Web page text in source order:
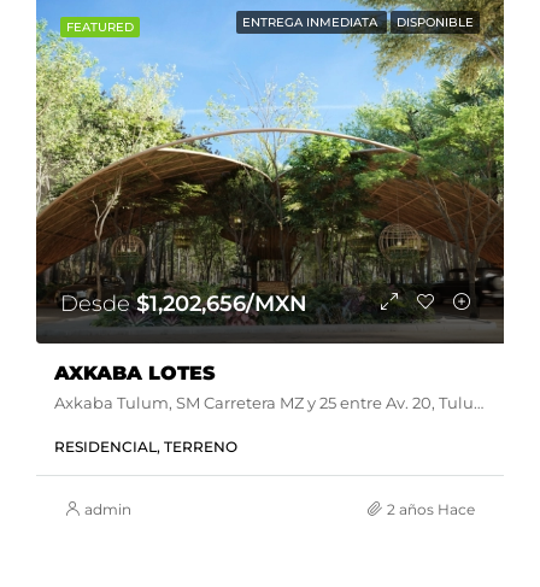
FEATURED ENTREGA INMEDIATA DISPONIBLE
Desde$1,202,656/MXN
AXKABA LOTES
Axkaba Tulum, SM Carretera MZ y 25 entre Av. 20, Tulum, Q.R., México
RESIDENCIAL, TERRENO
admin 2 años Hace